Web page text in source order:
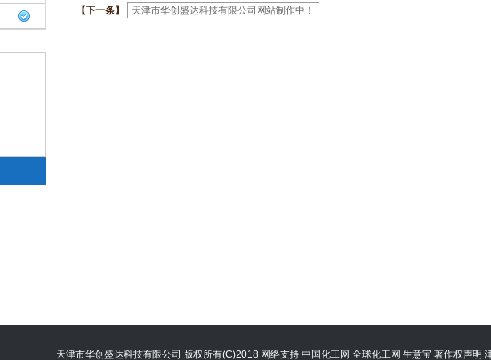
【下一条】
天津市华创盛达科技有限公司网站制作中！
天津市华创盛达科技有限公司 版权所有(C)2018 网络支持 中国化工网 全球化工网 生意宝 著作权声明